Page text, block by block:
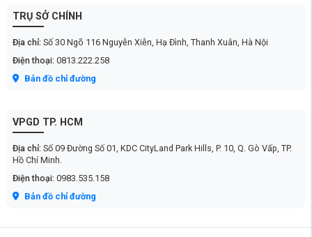
TRỤ SỞ CHÍNH
Địa chỉ: Số 30 Ngõ 116 Nguyễn Xiễn, Hạ Đình, Thanh Xuân, Hà Nội
Điện thoại: 0813.222.258
Bản đồ chỉ đường
VPGD TP. HCM
Địa chỉ: Số 09 Đường Số 01, KDC CityLand Park Hills, P. 10, Q. Gò Vấp, TP.
Hồ Chí Minh.
Điện thoại: 0983.535.158
Bản đồ chỉ đường